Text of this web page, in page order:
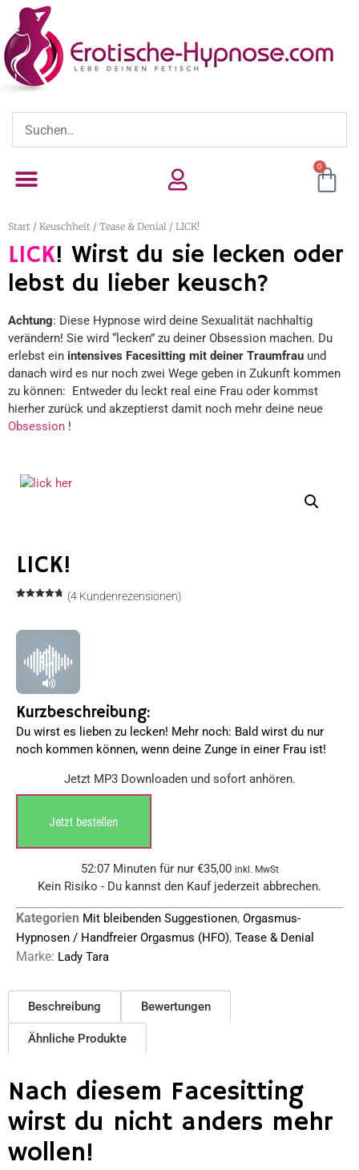
0
Start / Keuschheit / Tease & Denial / LICK!
LICK! Wirst du sie lecken oder
lebst du lieber keusch?
Achtung: Diese Hypnose wird deine Sexualität nachhaltig
verändern! Sie wird “lecken” zu deiner Obsession machen. Du
erlebst ein intensives Facesitting mit deiner Traumfrau und
danach wird es nur noch zwei Wege geben in Zukunft kommen
zu können: Entweder du leckt real eine Frau oder kommst
hierher zurück und akzeptierst damit noch mehr deine neue
Obsession !
LICK!
basierend
Kundenbewertungen
(4 Kundenrezensionen)
Kurzbeschreibung:
Du wirst es lieben zu lecken! Mehr noch: Bald wirst du nur
noch kommen können, wenn deine Zunge in einer Frau ist!
Jetzt MP3 Downloaden und sofort anhören.
Jetzt bestellen
52:07 Minuten für nur €35,00 inkl. MwSt
Kein Risiko - Du kannst den Kauf jederzeit abbrechen.
Kategorien Mit bleibenden Suggestionen, Orgasmus-
Hypnosen / Handfreier Orgasmus (HFO), Tease & Denial
Marke: Lady Tara
Beschreibung Bewertungen
Ähnliche Produkte
Nach diesem Facesitting
wirst du nicht anders mehr
wollen!